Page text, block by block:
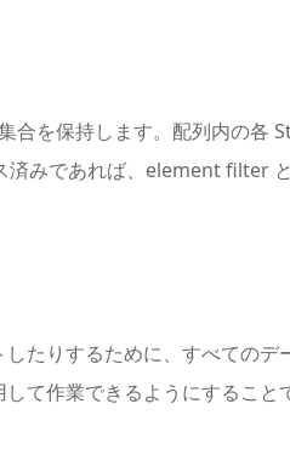
を保持します。配列内の各
みであれば、element filter
たりするために、すべての
て作業できるようにするこ